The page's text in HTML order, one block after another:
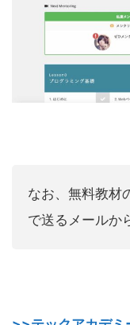
なお、無料教材
で送るメールか